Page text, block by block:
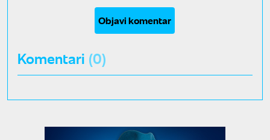
Objavi komentar
Komentari (0)